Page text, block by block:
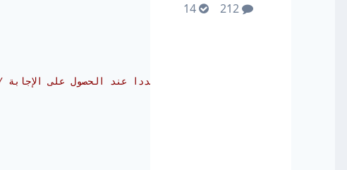
212
14
// ثم نقوم بتفعيل الزر مجددا عند الحصول على الإجابة